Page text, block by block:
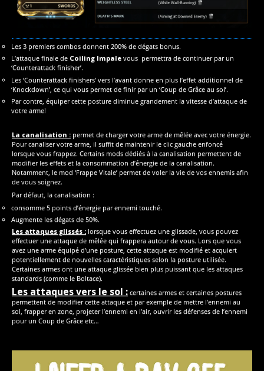
Les 3 premiers combos donnent 200% de dégats bonus.
L’attaque finale de Coiling Impale vous permettra de continuer par un
‘Counterattack finisher’.
Les ‘Counterattack finishers’ vers l’avant donne en plus l’effet additionnel de
‘Knockdown’, ce qui vous permet de finir par un ‘Coup de Grâce au sol’.
Par contre, équiper cette posture diminue grandement la vitesse d’attaque de
votre arme!
La canalisation : permet de charger votre arme de mêlée avec votre énergie.
Pour canaliser votre arme, il suffit de maintenir le clic gauche enfoncé
lorsque vous frappez. Certains mods dédiés à la canalisation permettent de
modifier les effets et la consommation d’énergie de la canalisation.
Notamment, le mod ‘Frappe Vitale’ permet de voler la vie de vos ennemis afin
de vous soignez.
Par défaut, la canalisation :
consomme 5 points d’énergie par ennemi touché.
Augmente les dégats de 50%.
Les attaques glissés : lorsque vous effectuez une glissade, vous pouvez
effectuer une attaque de mêlée qui frappera autour de vous. Lors que vous
avez une arme équipé d’une posture, cette attaque est modifié et acquiert
potentiellement de nouvelles caractéristiques selon la posture utilisée.
Certaines armes ont une attaque glissée bien plus puissant que les attaques
standards (comme le Boltace).
Les attaques vers le sol : certaines armes et certaines postures
permettent de modifier cette attaque et par exemple de mettre l’ennemi au
sol, frapper en zone, projeter l’ennemi en l’air, ouvrir les défenses de l’ennemi
pour un Coup de Grâce etc…